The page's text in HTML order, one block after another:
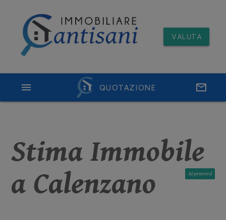
VALUTA
QUOTAZIONE email
menu
Stima Immobile
a Calenzano
AI